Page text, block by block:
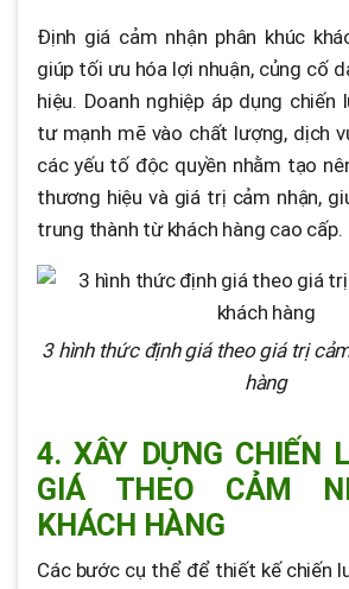
Định giá cảm nhận phân khúc
giúp tối ưu hóa lợi nhuận, củng cố
hiệu. Doanh nghiệp áp dụng chiến
tư mạnh mẽ vào chất lượng, dịch
các yếu tố độc quyền nhằm tạo
thương hiệu và giá trị cảm nhận,
trung thành từ khách hàng cao cấp.
3 hình thức định giá theo giá trị
hàng
4. XÂY DỰNG CHIẾN
GIÁ THEO CẢM
KHÁCH HÀNG
Các bước cụ thể để thiết kế chiến